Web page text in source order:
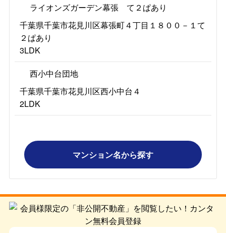
ライオンズガーデン幕張 て２ぱあり
千葉県千葉市花見川区幕張町４丁目１８００－１て
２ぱあり
3LDK
西小中台団地
千葉県千葉市花見川区西小中台４
2LDK
マンション名から探す